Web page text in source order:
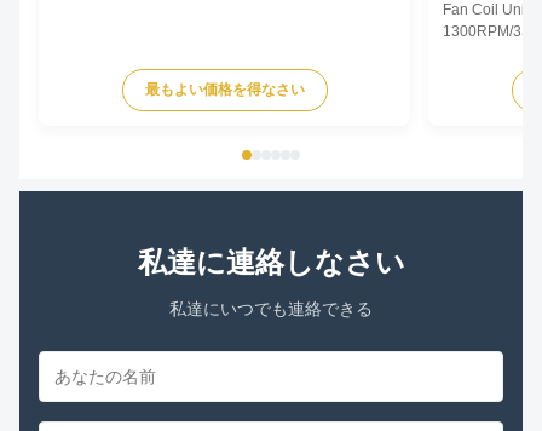
最もよい価格を得なさい
Fan Coil Unit
1300RPM/
Type
TEAO
私達に連絡しなさい
私達にいつでも連絡できる